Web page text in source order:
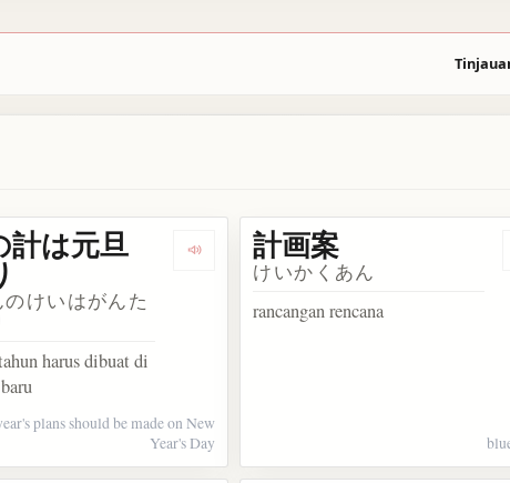
Dengarkan 一年の計は元旦にあり
計は元旦
けいはがんた
harus dibuat di
plans should be made on New
Year's Day
計画案
けいかくあん
rancangan rencana